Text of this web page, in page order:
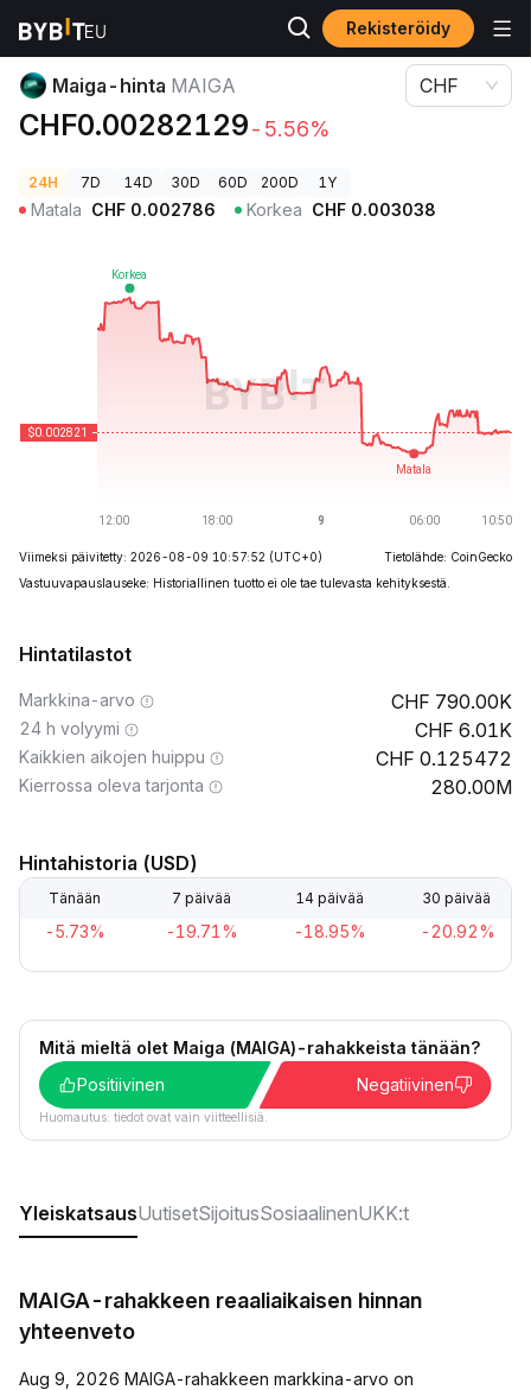
Rekisteröidy
Kryptohinnat
Maiga-hinta MAIGA
CHF0.00282129-5.56%
CHF
24H 7D 14D 30D 60D 200D 1Y
Matala CHF 0.002786 Korkea CHF 0.003038
Viimeksi päivitetty: 2026-08-09 10:57:52 (UTC+0)
Tietolähde: CoinGecko
Vastuuvapauslauseke: Historiallinen tuotto ei ole tae tulevasta kehityksestä.
Hintatilastot
Markkina-arvo 790.00K
24 h volyymi 6.01K
Kaikkien aikojen huippu 0.125472
Kierrossa oleva tarjonta 280.00M
Hintahistoria (USD)
Tänään 7 päivää 14 päivää 30 päivää
-5.73% -19.71% -18.95% -20.92%
Mitä mieltä olet Maiga (MAIGA)-rahakkeista tänään?
Positiivinen
Negatiivinen
Huomautus: tiedot ovat vain viitteellisiä.
YleiskatsausUutisetSijoitusSosiaalinenUKK:t
MAIGA-rahakkeen reaaliaikaisen hinnan
yhteenveto
Aug 9, 2026 MAIGA-rahakkeen markkina-arvo on